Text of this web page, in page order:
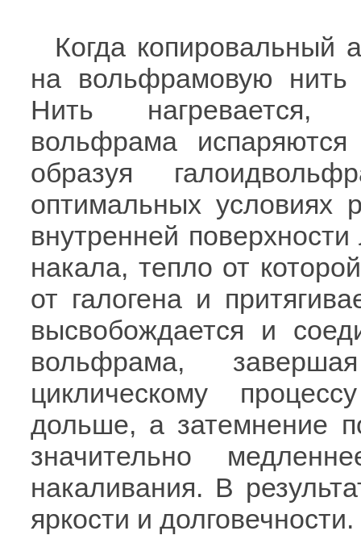
Когда копировальный
на вольфрамовую нить
Нить нагревается,
вольфрама
образуя
оптимальных условиях
внутренней
накала, тепло от
от галогена и
высвобождается и
вольфрама,
циклическому
дольше, а затемнение
значительно
накаливания. В
яркости и долговечности.